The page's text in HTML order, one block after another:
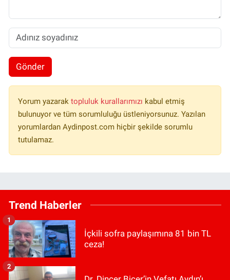
Gönder
Yorum yazarak topluluk kurallarımızı kabul etmiş
bulunuyor ve tüm sorumluluğu üstleniyorsunuz. Yazılan
yorumlardan Aydinpost.com hiçbir şekilde sorumlu
tutulamaz.
Trend Haberler
İçkili sofra paylaşımına 81 bin TL
ceza!
1
2